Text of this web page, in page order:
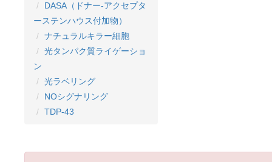
DASA（ドナー-アクセプタ
ーステンハウス付加物）
ナチュラルキラー細胞
光タンパク質ライゲーショ
ン
光ラベリング
NOシグナリング
TDP-43